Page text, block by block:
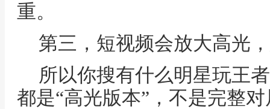
重。
第三，短视频会放大高光
所以你搜有什么明星玩王
都是“高光版本”，不是完整